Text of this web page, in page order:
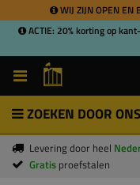
WIJ ZIJN OPEN EN
ACTIE: 20% korting op
ZOEKEN DOOR
Levering door heel
Gratis proefstalen